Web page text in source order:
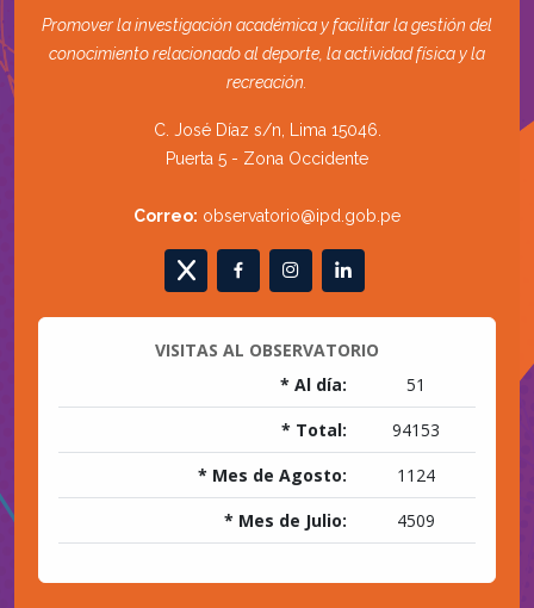
Promover la investigación académica y facilitar la gestión del
conocimiento relacionado al deporte, la actividad física y la
recreación.
C. José Díaz s/n, Lima 15046.
Puerta 5 - Zona Occidente
Correo: observatorio@ipd.gob.pe
VISITAS AL OBSERVATORIO
* Al día:
51
* Total:
94153
* Mes de Agosto:
1124
* Mes de Julio:
4509